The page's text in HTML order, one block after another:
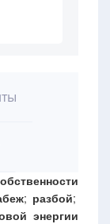
; разбой;
энергии